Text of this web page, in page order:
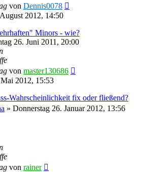
von Dennis0078
2012, 14:50
Minors - wie?
26. Juni 2011, 20:00
von master130686
2012, 15:53
Wahrscheinlichkeit fix oder fließend?
» Donnerstag 26. Januar 2012, 13:56
von rainer